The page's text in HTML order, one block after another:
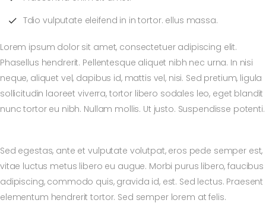
Tdio vulputate eleifend in in tortor. ellus massa.
Lorem ipsum dolor sit amet, consectetuer adipiscing elit.
Phasellus hendrerit. Pellentesque aliquet nibh nec urna. In nisi
neque, aliquet vel, dapibus id, mattis vel, nisi. Sed pretium, ligula
sollicitudin laoreet viverra, tortor libero sodales leo, eget blandit
nunc tortor eu nibh. Nullam mollis. Ut justo. Suspendisse potenti.
Sed egestas, ante et vulputate volutpat, eros pede semper est,
vitae luctus metus libero eu augue. Morbi purus libero, faucibus
adipiscing, commodo quis, gravida id, est. Sed lectus. Praesent
elementum hendrerit tortor. Sed semper lorem at felis.